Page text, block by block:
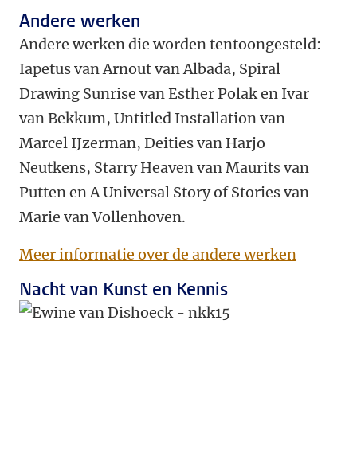
Andere werken
Andere werken die worden tentoongesteld:
Iapetus van Arnout van Albada, Spiral
Drawing Sunrise van Esther Polak en Ivar
van Bekkum, Untitled Installation van
Marcel IJzerman, Deities van Harjo
Neutkens, Starry Heaven van Maurits van
Putten en A Universal Story of Stories van
Marie van Vollenhoven.
Meer informatie over de andere werken
Nacht van Kunst en Kennis